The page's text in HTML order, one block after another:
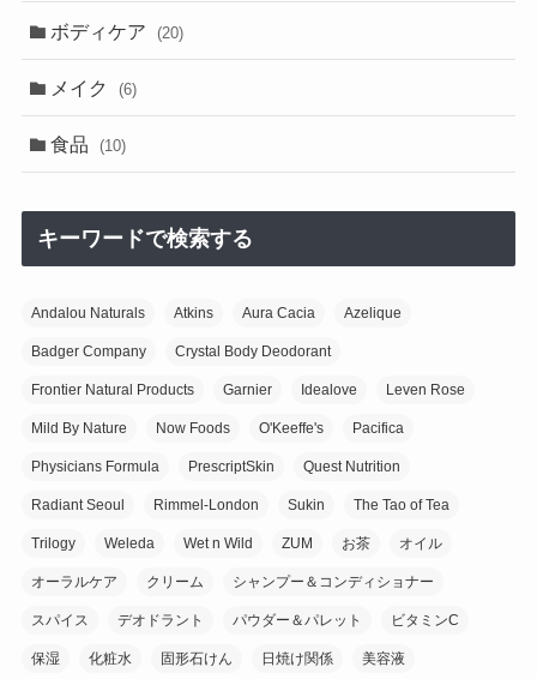
ボディケア (20)
メイク (6)
食品 (10)
キーワードで検索する
Andalou Naturals Atkins Aura Cacia Azelique
Badger Company Crystal Body Deodorant
Frontier Natural Products Garnier Idealove Leven Rose
Mild By Nature Now Foods O'Keeffe's Pacifica
Physicians Formula PrescriptSkin Quest Nutrition
Radiant Seoul Rimmel-London Sukin The Tao of Tea
Trilogy Weleda Wet n Wild ZUM お茶 オイル
オーラルケア クリーム シャンプー＆コンディショナー
スパイス デオドラント パウダー＆パレット ビタミンC
保湿 化粧水 固形石けん 日焼け関係 美容液